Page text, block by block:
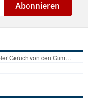
Abonnieren